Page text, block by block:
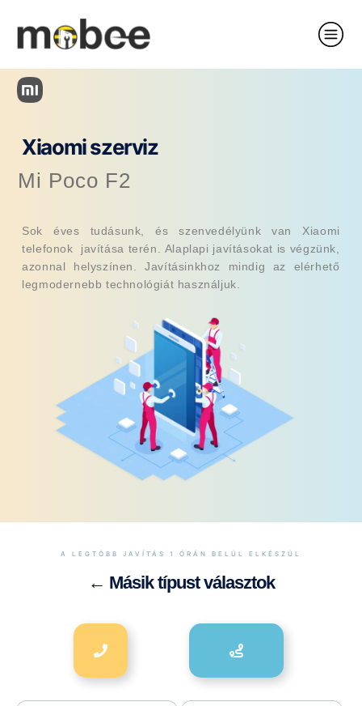
Xiaomi szerviz
Mi Poco F2
Sok éves tudásunk, és szenvedélyünk van Xiaomi
telefonok javítása terén. Alaplapi javításokat is végzünk,
azonnal helyszínen. Javításinkhoz mindig az elérhető
legmodernebb technológiát használjuk.
A LEGTÖBB JAVÍTÁS 1 ÓRÁN BELÜL ELKÉSZÜL
← Másik típust választok